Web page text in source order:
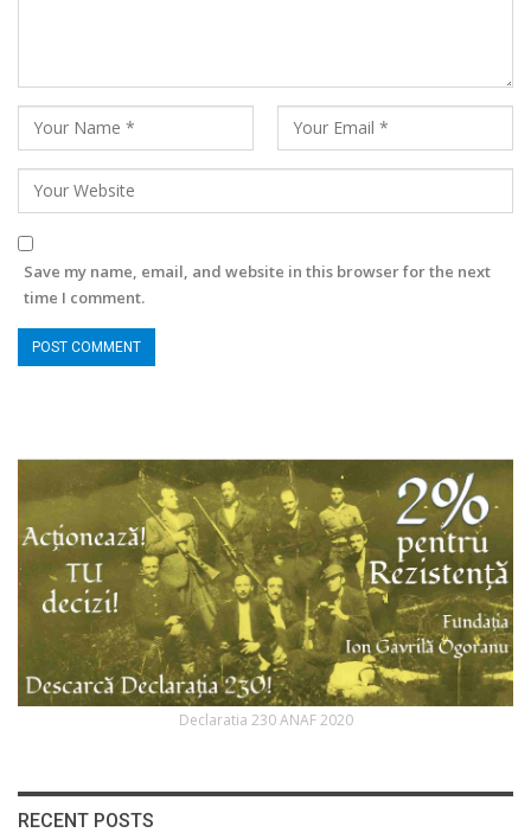
Save my name, email, and website in this browser for the next
time I comment.
Declaratia 230 ANAF 2020
RECENT POSTS